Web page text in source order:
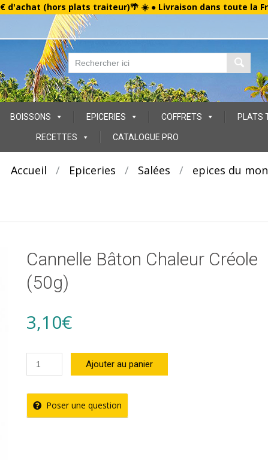
d'achat (hors plats traiteur)🌴 ☀️ ● Livraison dans toute la
BOISSONS EPICERIES COFFRETS PLATS
RECETTES CATALOGUE PRO
Accueil / Epiceries / Salées / epices du
Cannelle Bâton Chaleur Créole
(50g)
3,10€
quantité
de
Cannelle
Bâton
Ajouter au panier
Poser une question